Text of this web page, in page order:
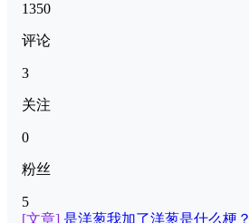
1350
评论
3
关注
0
粉丝
5
[文章] 是洋葱我加了洋葱是什么梗？